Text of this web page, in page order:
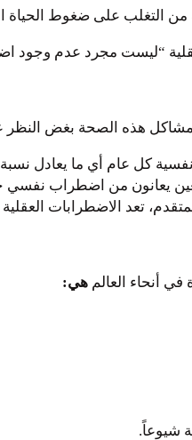
من التغلب على ضغوط
“ليست مجرد عدم وجود
مشاكل هذه الصحة بغض النظر
تعد الاضطرابات العقلية
أنحاء العالم هي:
شيوعاً.